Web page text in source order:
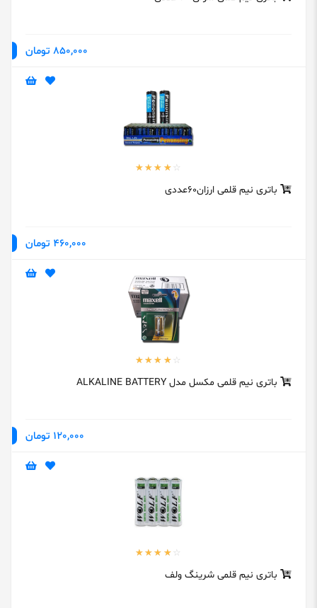
850,000 تومان
باتری نیم قلمی ارزان60عددی
460,000 تومان
باتری نیم قلمی مکسل مدل ALKALINE BATTERY
120,000 تومان
باتری نیم قلمی شرینگ ولف